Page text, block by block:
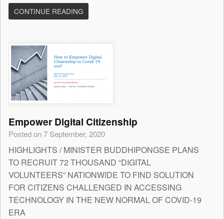
CONTINUE READING
Empower Digital Citizenship
Posted on 7 September, 2020
HIGHLIGHTS / MINISTER BUDDHIPONGSE PLANS
TO RECRUIT 72 THOUSAND “DIGITAL
VOLUNTEERS” NATIONWIDE TO FIND SOLUTION
FOR CITIZENS CHALLENGED IN ACCESSING
TECHNOLOGY IN THE NEW NORMAL OF COVID-19
ERA